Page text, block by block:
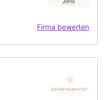
Firma bewerten